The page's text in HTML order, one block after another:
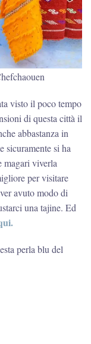
visto il poco tempo
di questa città il
abbastanza in
sicuramente si ha
magari viverla
per visitare
avuto modo di
una tajine. Ed
perla blu del